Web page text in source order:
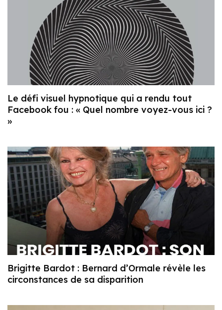
Le défi visuel hypnotique qui a rendu tout
Facebook fou : « Quel nombre voyez-vous ici ?
»
Brigitte Bardot : Bernard d’Ormale révèle les
circonstances de sa disparition